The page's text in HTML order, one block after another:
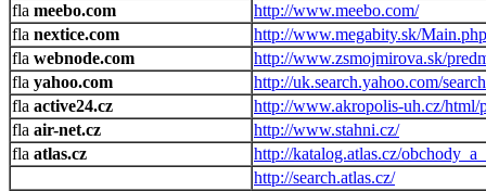
meebo.com
http://www.meebo.com/
nextice.com
http://www.megabity.sk/Main.php
webnode.com
http://www.zsmojmirova.sk/
yahoo.com
http://uk.search.yahoo.com/search
active24.cz
http://www.akropolis-uh.cz/html/
air-net.cz
http://www.stahni.cz/
atlas.cz
http://katalog.atlas.cz/
http://search.atlas.cz/